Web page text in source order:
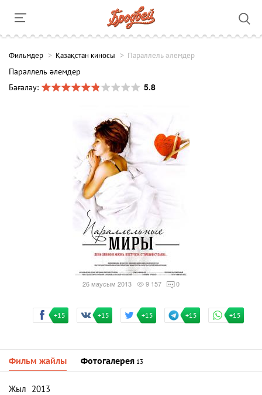
Фильмдер Қазақстан киносы Параллель әлемдер
Параллель әлемдер
Бағалау:
5.8
26 маусым 2013 9 157 0
+15 +15 +15 +15 +15
Фильм жайлы Фотогалерея 13
Жыл
2013